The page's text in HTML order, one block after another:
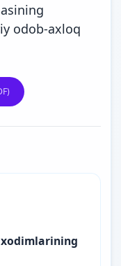
odob-axloq
xodimlarining